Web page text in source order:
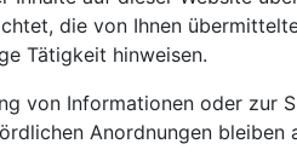
die von Ihnen
Tätigkeit hinweisen.
von Informationen oder zur
Anordnungen